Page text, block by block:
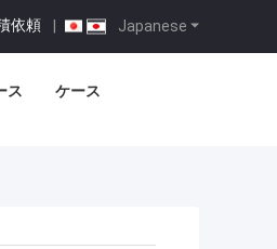
Japanese
依頼 |
ス ケース